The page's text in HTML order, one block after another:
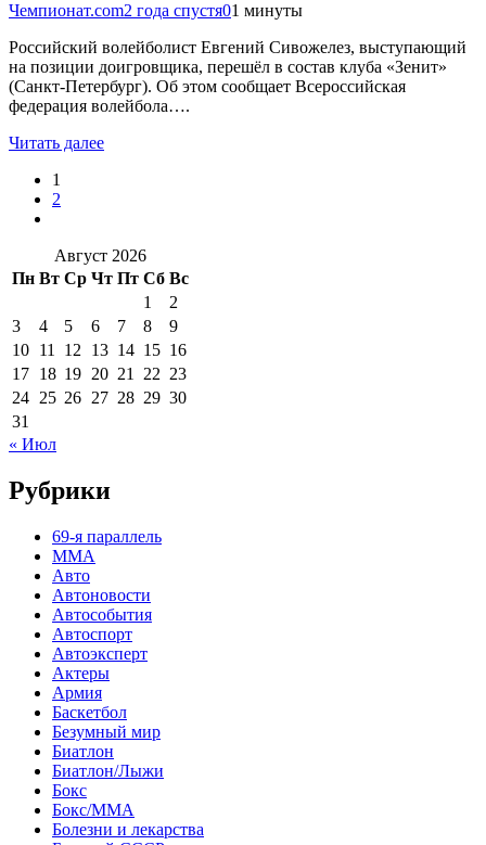
Чемпионат.com2 года спустя01 минуты
Российский волейболист Евгений Сивожелез, выступающий
на позиции доигровщика, перешёл в состав клуба «Зенит»
(Санкт-Петербург). Об этом сообщает Всероссийская
федерация волейбола….
Читать далее
1
2
Август 2026
Пн Вт Ср Чт Пт Сб Вс
1
2
3
4 5 6 7 8
9
10 11 12 13 14 15 16
17 18 19 20 21 22 23
24 25 26 27 28 29 30
31
« Июл
Рубрики
69-я параллель
MMA
Авто
Автоновости
Автособытия
Автоспорт
Автоэксперт
Актеры
Армия
Баскетбол
Безумный мир
Биатлон
Биатлон/Лыжи
Бокс
Бокс/MMA
Болезни и лекарства